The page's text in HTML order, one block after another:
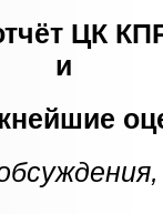
ЦК
и